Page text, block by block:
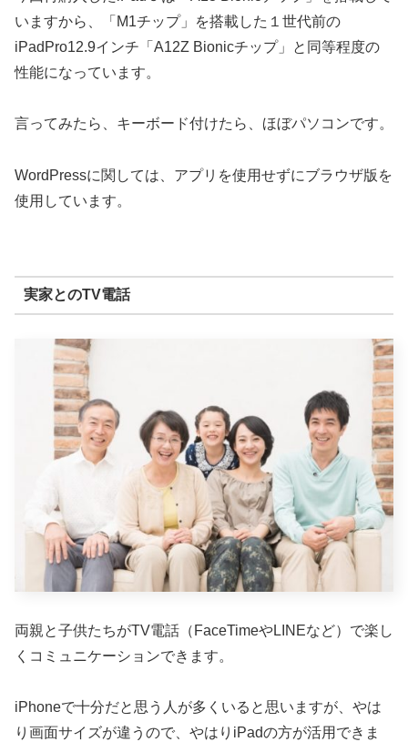
いますから、「M1チップ」を搭載した１世代前の
iPadPro12.9インチ「A12Z Bionicチップ」と同等程度の
性能になっています。
言ってみたら、キーボード付けたら、ほぼパソコンです。
WordPressに関しては、アプリを使用せずにブラウザ版を
使用しています。
実家とのTV電話
両親と子供たちがTV電話（FaceTimeやLINEなど）で楽し
くコミュニケーションできます。
iPhoneで十分だと思う人が多くいると思いますが、やは
り画面サイズが違うので、やはりiPadの方が活用できま